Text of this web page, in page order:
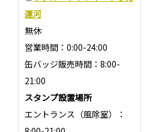
運河
無休
営業時間：0:00-24:00
缶バッジ販売時間：8:00-
21:00
スタンプ設置場所
エントランス（風除室）：